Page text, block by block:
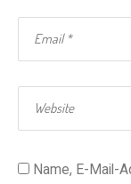
Name, E-Mail-